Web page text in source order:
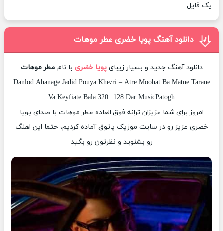
یک فایل
دانلود آهنگ پویا خضری عطر موهات
دانلود آهنگ جدید و بسیار زیبایپویا خضری با نامعطر موهات
Danlod Ahanage Jadid Pouya Khezri – Atre Moohat Ba Matne Tarane
Va Keyfiate Bala 320 | 128 Dar MusicPatogh
امروز برای شما عزیزان ترانه فوق العاده عطر موهات با صدای پویا
خضری عزیز رو در سایت موزیک پاتوق آماده کردیم، حتما این اهنگ
رو بشنوید و نظرتون رو بگید